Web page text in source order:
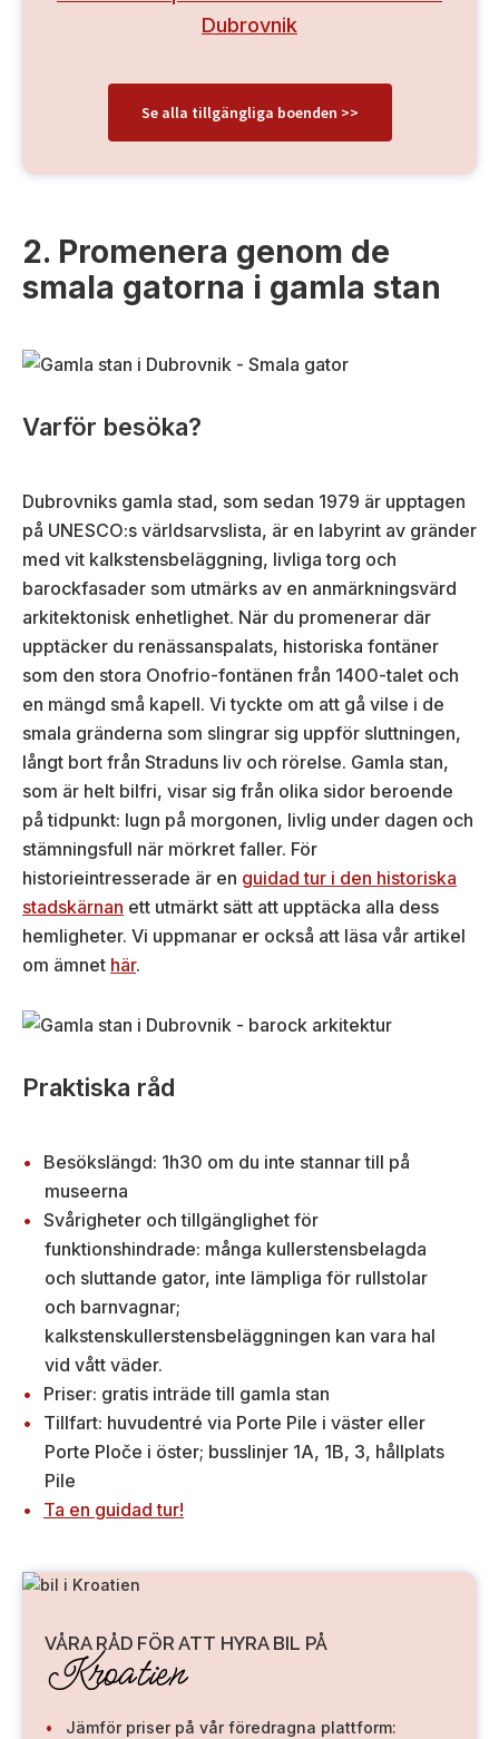
Dubrovnik
Se alla tillgängliga boenden >>
2. Promenera genom de
smala gatorna i gamla stan
Varför besöka?
Dubrovniks gamla stad, som sedan 1979 är upptagen
på UNESCO:s världsarvslista, är en labyrint av gränder
med vit kalkstensbeläggning, livliga torg och
barockfasader som utmärks av en anmärkningsvärd
arkitektonisk enhetlighet. När du promenerar där
upptäcker du renässanspalats, historiska fontäner
som den stora Onofrio-fontänen från 1400-talet och
en mängd små kapell. Vi tyckte om att gå vilse i de
smala gränderna som slingrar sig uppför sluttningen,
långt bort från Straduns liv och rörelse. Gamla stan,
som är helt bilfri, visar sig från olika sidor beroende
på tidpunkt: lugn på morgonen, livlig under dagen och
stämningsfull när mörkret faller. För
historieintresserade är en guidad tur i den historiska
stadskärnan ett utmärkt sätt att upptäcka alla dess
hemligheter. Vi uppmanar er också att läsa vår artikel
om ämnet här.
Praktiska råd
Besökslängd: 1h30 om du inte stannar till på
museerna
Svårigheter och tillgänglighet för
funktionshindrade: många kullerstensbelagda
och sluttande gator, inte lämpliga för rullstolar
och barnvagnar;
kalkstenskullerstensbeläggningen kan vara hal
vid vått väder.
Priser: gratis inträde till gamla stan
Tillfart: huvudentré via Porte Pile i väster eller
Porte Ploče i öster; busslinjer 1A, 1B, 3, hållplats
Pile
Ta en guidad tur!
VÅRA RÅD FÖR ATT HYRA BIL PÅ
Kroatien
Jämför priser på vår föredragna plattform: